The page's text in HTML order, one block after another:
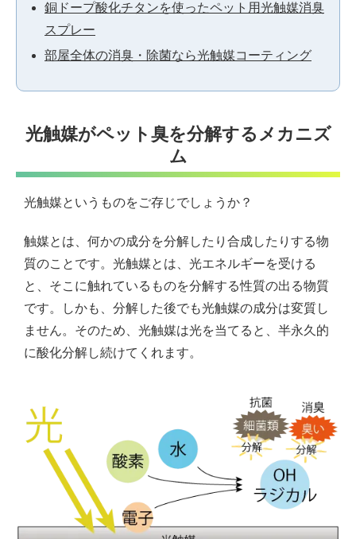
銅ドープ酸化チタンを使ったペット用光触媒消臭
スプレー
部屋全体の消臭・除菌なら光触媒コーティング
光触媒がペット臭を分解するメカニズ
ム
光触媒というものをご存じでしょうか？
触媒とは、何かの成分を分解したり合成したりする物
質のことです。光触媒とは、光エネルギーを受ける
と、そこに触れているものを分解する性質の出る物質
です。しかも、分解した後でも光触媒の成分は変質し
ません。そのため、光触媒は光を当てると、半永久的
に酸化分解し続けてくれます。